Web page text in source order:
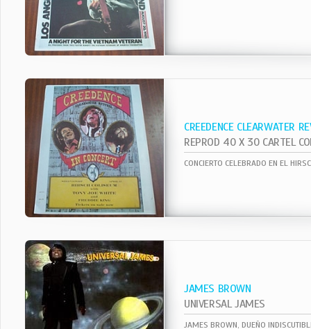
CREEDENCE CLEARWATER
CONCIERTO CELEBRADO EN EL
JAMES BROWN
UNIVERSAL JAMES